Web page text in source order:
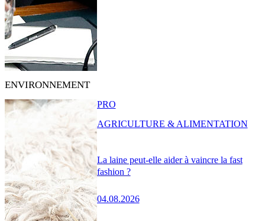
ENVIRONNEMENT
La laine peut-elle aider à vaincre la fast
fashion ?
04.08.2026
PRO
AGRICULTURE & ALIMENTATION